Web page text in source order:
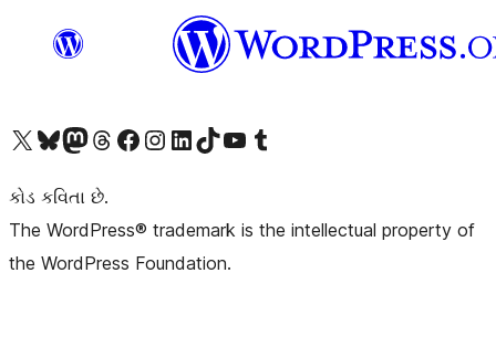
અમારા X (અગાઉ ટ્વિટર) એકાઉન્ટની મુલાકાત લોઅમારા Bluesky એકાઉન્ટની મુલાકાત લોઅમારા માસ્ટોડોન એકાઉન્ટની મુલાકાત લોઅમારા Threads એકાઉન્ટની મુલાકાત લો અમારા ફેસબુક પેજની મુલાકાત લોઅમારા ઇન્સ્ટાગ્રામ એકાઉન્ટની મુલાકાત લો અમારા LinkedIn એકાઉન્ટની મુલાકાત લોઅમારા TikTok એકાઉન્ટની મુલાકાત લોઅમારી YouTube ચેનલની મુલાકાત લો અમારા Tumblr એકાઉન્ટની મુલાકાત લો
કોડ કવિતા છે.
The WordPress® trademark is the intellectual property of
the WordPress Foundation.